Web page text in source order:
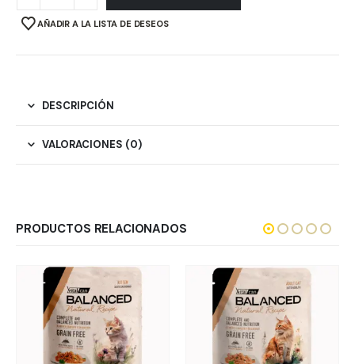
AÑADIR A LA LISTA DE DESEOS
DESCRIPCIÓN
VALORACIONES (0)
PRODUCTOS RELACIONADOS